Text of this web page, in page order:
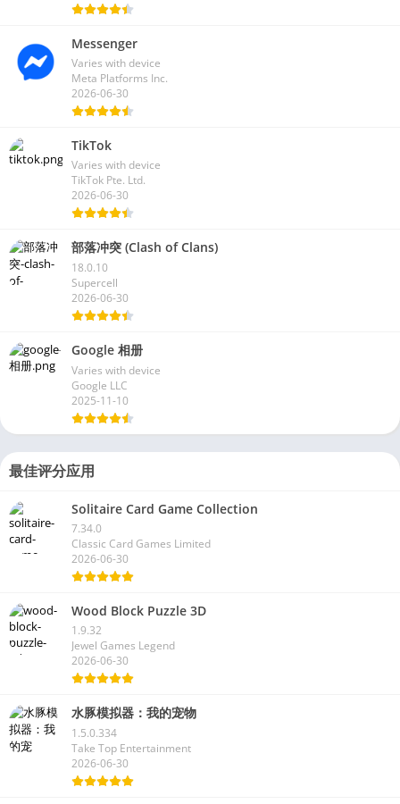
Messenger
Varies with device
Meta Platforms Inc.
2026-06-30
TikTok
Varies with device
TikTok Pte. Ltd.
2026-06-30
部落冲突 (Clash of Clans)
18.0.10
Supercell
2026-06-30
Google 相册
Varies with device
Google LLC
2025-11-10
最佳评分应用
Solitaire Card Game Collection
7.34.0
Classic Card Games Limited
2026-06-30
Wood Block Puzzle 3D
1.9.32
Jewel Games Legend
2026-06-30
水豚模拟器：我的宠物
1.5.0.334
Take Top Entertainment
2026-06-30